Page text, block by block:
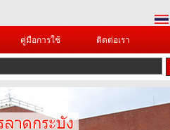
คู่มือการใช้ ติดต่อเรา